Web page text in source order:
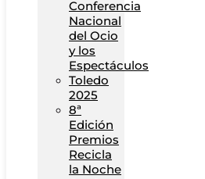
Conferencia
Nacional
del Ocio
y los
Espectáculos
Toledo
2025
8ª
Edición
Premios
Recicla
la Noche